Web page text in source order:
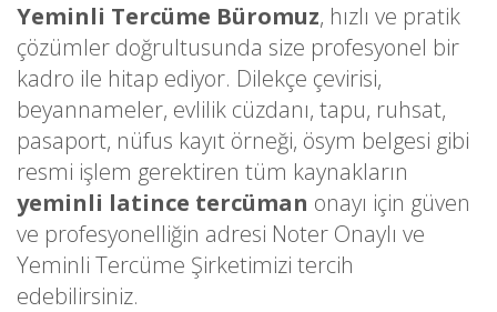
Yeminli Tercüme Büromuz, hızlı ve pratik
çözümler doğrultusunda size profesyonel bir
kadro ile hitap ediyor. Dilekçe çevirisi,
beyannameler, evlilik cüzdanı, tapu, ruhsat,
pasaport, nüfus kayıt örneği, ösym belgesi gibi
resmi işlem gerektiren tüm kaynakların
yeminli latince tercüman onayı için güven
ve profesyonelliğin adresi Noter Onaylı ve
Yeminli Tercüme Şirketimizi tercih
edebilirsiniz.